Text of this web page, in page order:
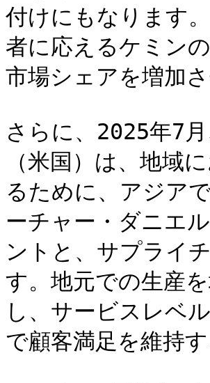
付けにもなります
者に応えるケミン
市場シェアを増加
さらに、2025年7
（米国）は、地域
るために、アジア
ーチャー・ダニエ
ントと、サプライ
す。地元での生産
し、サービスレベ
で顧客満足を維持